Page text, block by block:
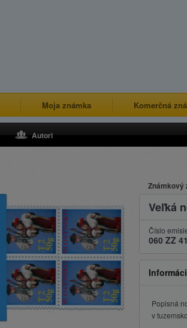
Moja známka Komerčná
Autori
Známkový
Veľká
Číslo
060 ZZ
Popisná
v